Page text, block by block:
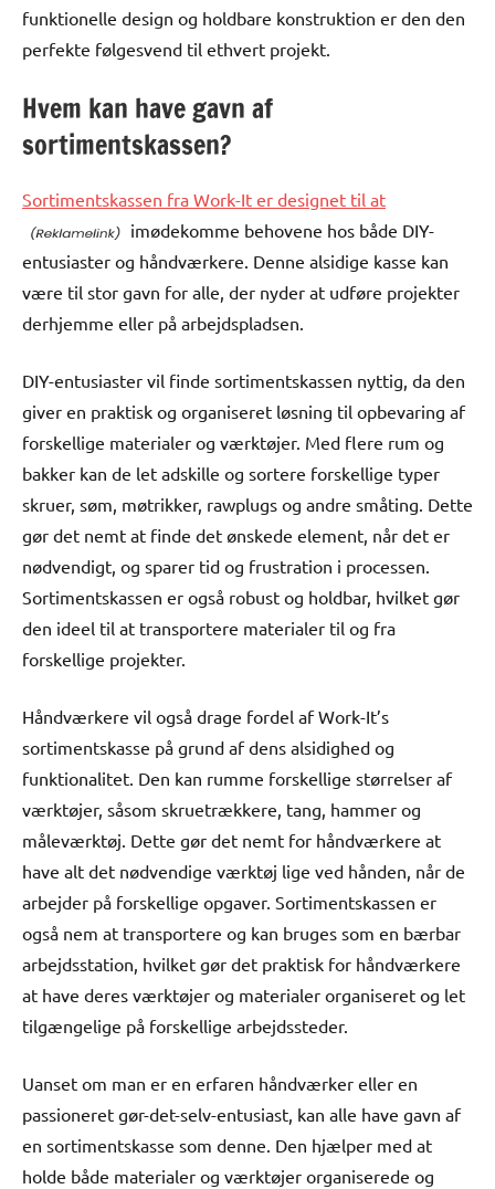
funktionelle design og holdbare konstruktion er den den
perfekte følgesvend til ethvert projekt.
Hvem kan have gavn af
sortimentskassen?
Sortimentskassen fra Work-It er designet til at
imødekomme behovene hos både DIY-
entusiaster og håndværkere. Denne alsidige kasse kan
være til stor gavn for alle, der nyder at udføre projekter
derhjemme eller på arbejdspladsen.
DIY-entusiaster vil finde sortimentskassen nyttig, da den
giver en praktisk og organiseret løsning til opbevaring af
forskellige materialer og værktøjer. Med flere rum og
bakker kan de let adskille og sortere forskellige typer
skruer, søm, møtrikker, rawplugs og andre småting. Dette
gør det nemt at finde det ønskede element, når det er
nødvendigt, og sparer tid og frustration i processen.
Sortimentskassen er også robust og holdbar, hvilket gør
den ideel til at transportere materialer til og fra
forskellige projekter.
Håndværkere vil også drage fordel af Work-It’s
sortimentskasse på grund af dens alsidighed og
funktionalitet. Den kan rumme forskellige størrelser af
værktøjer, såsom skruetrækkere, tang, hammer og
måleværktøj. Dette gør det nemt for håndværkere at
have alt det nødvendige værktøj lige ved hånden, når de
arbejder på forskellige opgaver. Sortimentskassen er
også nem at transportere og kan bruges som en bærbar
arbejdsstation, hvilket gør det praktisk for håndværkere
at have deres værktøjer og materialer organiseret og let
tilgængelige på forskellige arbejdssteder.
Uanset om man er en erfaren håndværker eller en
passioneret gør-det-selv-entusiast, kan alle have gavn af
en sortimentskasse som denne. Den hjælper med at
holde både materialer og værktøjer organiserede og